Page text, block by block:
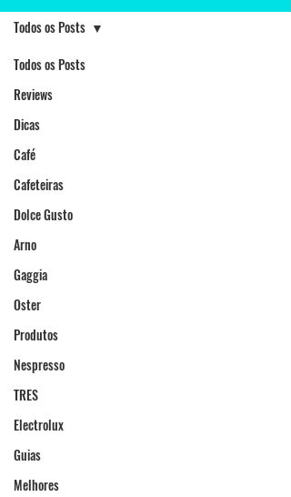
Todos os Posts
Reviews
Dicas
Café
Cafeteiras
Dolce Gusto
Arno
Gaggia
Oster
Produtos
Nespresso
TRES
Electrolux
Guias
Melhores
Todos os Posts